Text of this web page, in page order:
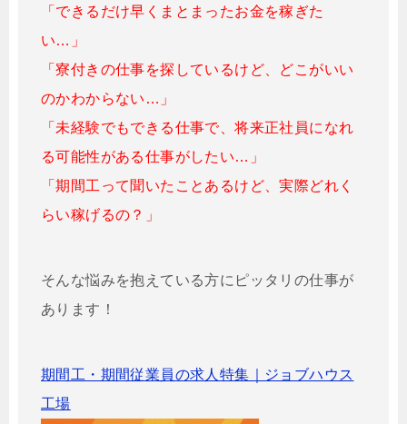
「できるだけ早くまとまったお金を稼ぎた
い…」
「寮付きの仕事を探しているけど、どこがいい
のかわからない…」
「未経験でもできる仕事で、将来正社員になれ
る可能性がある仕事がしたい…」
「期間工って聞いたことあるけど、実際どれく
らい稼げるの？」
そんな悩みを抱えている方にピッタリの仕事が
あります！
期間工・期間従業員の求人特集｜ジョブハウス
工場